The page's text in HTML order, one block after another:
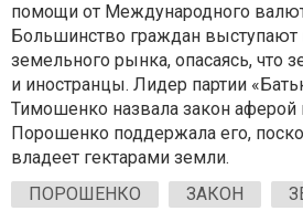
помощи от Международного
Большинство граждан выступают
земельного рынка, опасаясь, что
и иностранцы. Лидер партии
Тимошенко назвала закон аферой
Порошенко поддержала его,
владеет гектарами земли.
ПОРОШЕНКО
ЗАКОН